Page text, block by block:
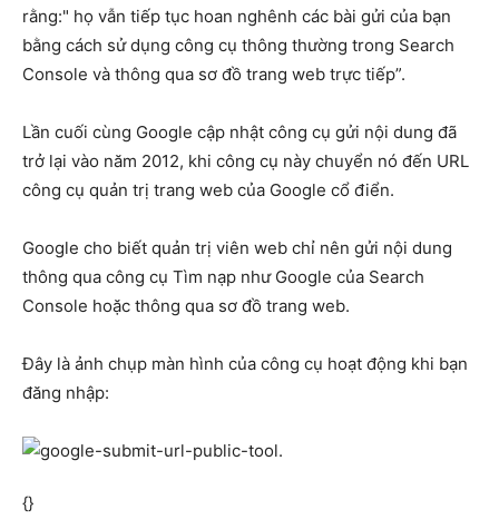
rằng:" họ vẫn tiếp tục hoan nghênh các bài gửi của bạn
bằng cách sử dụng công cụ thông thường trong Search
Console và thông qua sơ đồ trang web trực tiếp”.
Lần cuối cùng Google cập nhật công cụ gửi nội dung đã
trở lại vào năm 2012, khi công cụ này chuyển nó đến URL
công cụ quản trị trang web của Google cổ điển.
Google cho biết quản trị viên web chỉ nên gửi nội dung
thông qua công cụ Tìm nạp như Google của Search
Console hoặc thông qua sơ đồ trang web.
Đây là ảnh chụp màn hình của công cụ hoạt động khi bạn
đăng nhập:
{}